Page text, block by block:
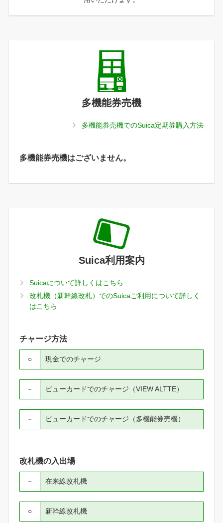
多機能券売機
多機能券売機でのSuica定期券購入方法
多機能券売機はございません。
Suica利用案内
Suicaについて詳しくはこちら
改札機（新幹線改札）でのSuicaご利用について詳しく
はこちら
チャージ方法
現金でのチャージ
○
ビューカードでのチャージ（VIEW ALTTE）
－
ビューカードでのチャージ（多機能券売機）
－
改札機の入出場
在来線改札機
－
新幹線改札機
○